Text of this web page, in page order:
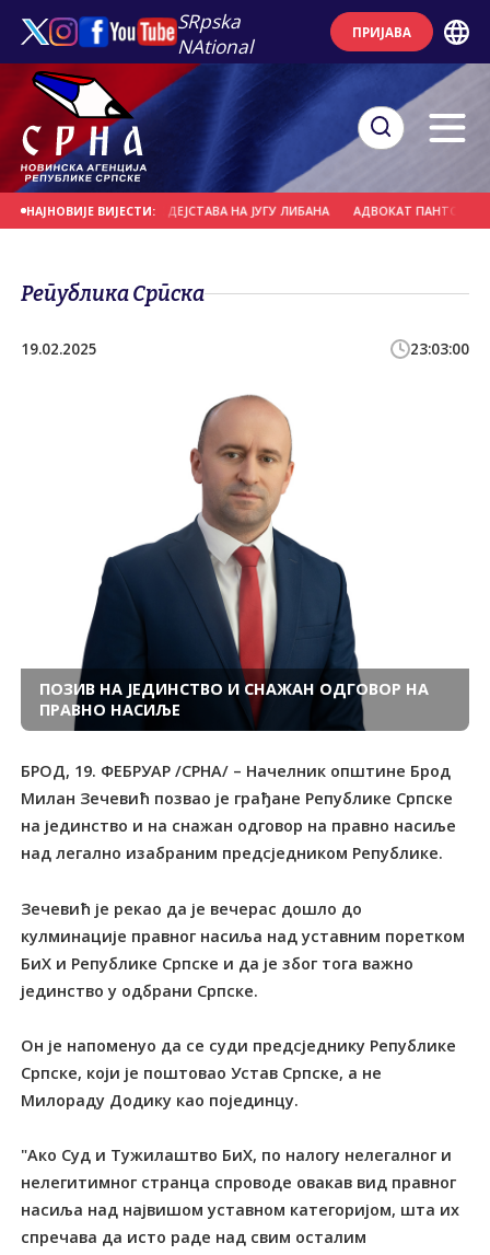
SRpska
NAtional
ПРИЈАВА
НАЈНОВИЈЕ ВИЈЕСТИ:
БОРБЕНИХ ДЕЈСТАВА НА ЈУГУ ЛИБАНА АДВОКАТ ПАНТОВИЋ:
Република Српска
19.02.2025 23:03:00
ПОЗИВ НА ЈЕДИНСТВО И СНАЖАН ОДГОВОР НА
ПРАВНО НАСИЉЕ
БРОД, 19. ФЕБРУАР /СРНА/ – Начелник општине Брод
Милан Зечевић позвао је грађане Републике Српске
на јединство и на снажан одговор на правно насиље
над легално изабраним предсједником Републике.
Зечевић је рекао да је вечерас дошло до
кулминације правног насиља над уставним поретком
БиХ и Републике Српске и да је због тога важно
јединство у одбрани Српске.
Он је напоменуо да се суди предсједнику Републике
Српске, који је поштовао Устав Српске, а не
Милораду Додику као појединцу.
"Ако Суд и Тужилаштво БиХ, по налогу нелегалног и
нелегитимног странца спроводе овакав вид правног
насиља над највишом уставном категоријом, шта их
спречава да исто раде над свим осталим